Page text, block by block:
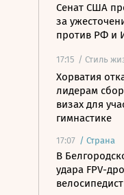
Сенат США
за
против РФ и
17:15 / Стиль
Хорватия
лидерам
визах для
гимнастике
17:07 / Страна
В
удара FPV-
велосипедист